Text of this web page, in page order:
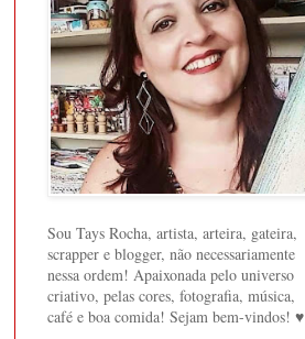
Sou Tays Rocha, artista, arteira, gateira,
scrapper e blogger, não necessariamente
nessa ordem! Apaixonada pelo universo
criativo, pelas cores, fotografia, música,
café e boa comida! Sejam bem-vindos! ♥